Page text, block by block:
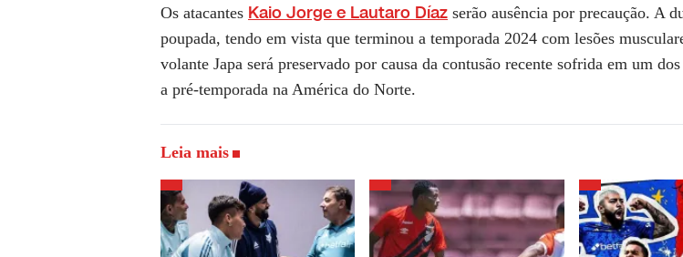
Os atacantes Kaio Jorge e Lautaro Díaz serão ausência por precaução. A
poupada, tendo em vista que terminou a temporada 2024 com lesões
volante Japa será preservado por causa da contusão recente sofrida em um
a pré-temporada na América do Norte.
Leia mais